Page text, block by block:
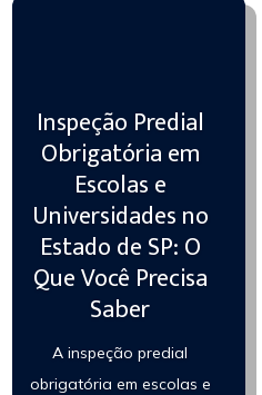
Inspeção Predial
Obrigatória em
Escolas e
Universidades no
Estado de SP: O
Que Você Precisa
Saber
A inspeção predial
obrigatória em escolas e